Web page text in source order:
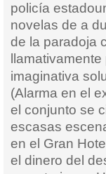
policía
novelas de a
de la paradoja
imaginativa
(Alarma en el
el conjunto se
escasas
en el Gran
el dinero del